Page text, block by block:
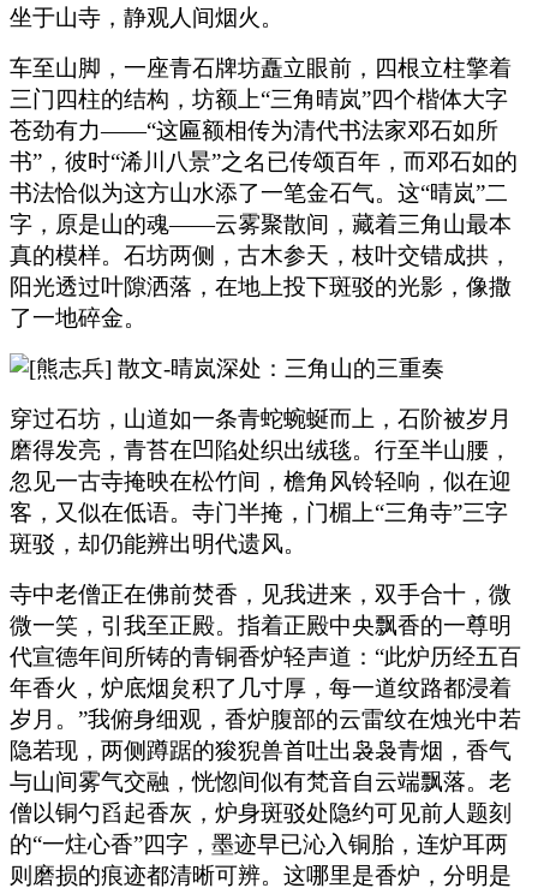
坐于山寺，静观人间烟火。
车至山脚，一座青石牌坊矗立眼前，四根立柱擎着
三门四柱的结构，坊额上“三角晴岚”四个楷体大字
苍劲有力——“这匾额相传为清代书法家邓石如所
书”，彼时“浠川八景”之名已传颂百年，而邓石如的
书法恰似为这方山水添了一笔金石气。这“晴岚”二
字，原是山的魂——云雾聚散间，藏着三角山最本
真的模样。石坊两侧，古木参天，枝叶交错成拱，
阳光透过叶隙洒落，在地上投下斑驳的光影，像撒
了一地碎金。
穿过石坊，山道如一条青蛇蜿蜒而上，石阶被岁月
磨得发亮，青苔在凹陷处织出绒毯。行至半山腰，
忽见一古寺掩映在松竹间，檐角风铃轻响，似在迎
客，又似在低语。寺门半掩，门楣上“三角寺”三字
斑驳，却仍能辨出明代遗风。
寺中老僧正在佛前焚香，见我进来，双手合十，微
微一笑，引我至正殿。指着正殿中央飘香的一尊明
代宣德年间所铸的青铜香炉轻声道：“此炉历经五百
年香火，炉底烟炱积了几寸厚，每一道纹路都浸着
岁月。”我俯身细观，香炉腹部的云雷纹在烛光中若
隐若现，两侧蹲踞的狻猊兽首吐出袅袅青烟，香气
与山间雾气交融，恍惚间似有梵音自云端飘落。老
僧以铜勺舀起香灰，炉身斑驳处隐约可见前人题刻
的“一炷心香”四字，墨迹早已沁入铜胎，连炉耳两
则磨损的痕迹都清晰可辨。这哪里是香炉，分明是